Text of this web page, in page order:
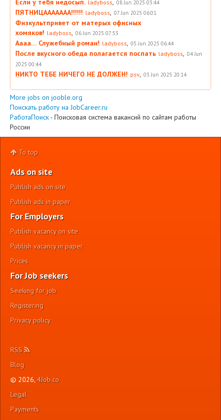
Если у тебя недосып. ladyboss, 08 Jun 2025 03:44
ПЯТНИЦААААААА!!!!!! ladyboss, 07 Jun 2025 06:01
Физкультпривет от матерых офисных
хомяков! ladyboss, 06 Jun 2025 07:53
Аааа… Служебный роман! ladyboss, 05 Jun 2025 06:44
После вкусного обеда полагается поспать ladyboss, 04 Jun
2025 00:44
НИКТО ТЕБЕ НИЧЕГО НЕ ДОЛЖЕН! psv, 03 Jun 2025 20:14
More jobs on jooble.org
Поискать работу на JobCareer.ru
РаботаПоиск - Поисковая система вакансий по сайтам работы
России
To top
Ads on site
Publish ads on site
Publish ads in paper
For Employers
Publish vacancy on site
Publish vacancy in paper
Prices
For Job seekers
Seeking for job
Registering
Privacy policy
RSS
Blog
© 2026, 4Job.co
Legal
Payments